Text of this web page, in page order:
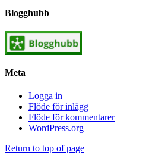
Blogghubb
Meta
Logga in
Flöde för inlägg
Flöde för kommentarer
WordPress.org
Return to top of page